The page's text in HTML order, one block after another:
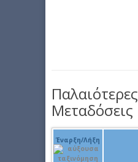
Παλαιότερες
Μεταδόσεις
Έναρξη/Λήξη